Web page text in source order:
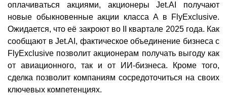
оплачиваться акциями, акционеры Jet.AI получают
новые обыкновенные акции класса A в FlyExclusive.
Ожидается, что её закроют во II квартале 2025 года. Как
сообщают в Jet.AI, фактическое объединение бизнеса с
FlyExclusive позволит акционерам получать выгоду как
от авиационного, так и от ИИ-бизнеса. Кроме того,
сделка позволит компаниям сосредоточиться на своих
ключевых компетенциях.